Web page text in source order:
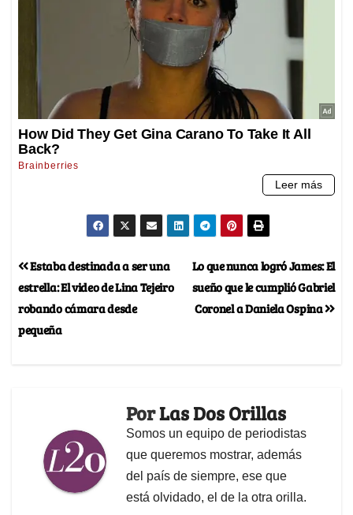
Lo que nunca logró James: El
sueño que le cumplió Gabriel
Coronel a Daniela Ospina
Estaba destinada a ser una
estrella: El video de Lina Tejeiro
robando cámara desde
pequeña
PorLas Dos Orillas
Somos un equipo de periodistas
que queremos mostrar, además
del país de siempre, ese que
está olvidado, el de la otra orilla.